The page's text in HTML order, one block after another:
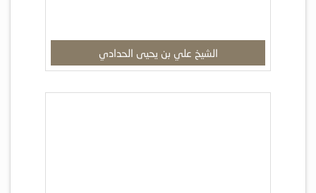
الشيخ علي بن يحيى الحدادي